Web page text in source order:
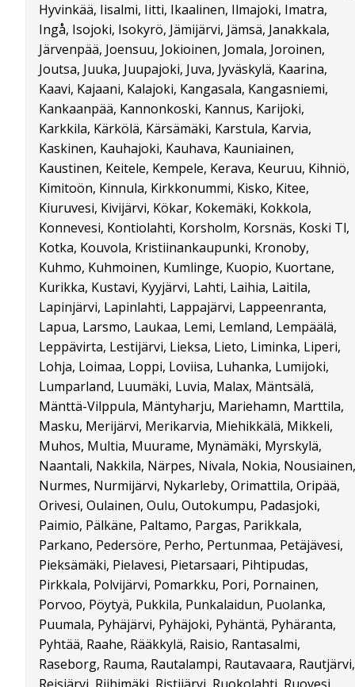
Hyvinkää, Iisalmi, Iitti, Ikaalinen, Ilmajoki, Imatra,
Ingå, Isojoki, Isokyrö, Jämijärvi, Jämsä, Janakkala,
Järvenpää, Joensuu, Jokioinen, Jomala, Joroinen,
Joutsa, Juuka, Juupajoki, Juva, Jyväskylä, Kaarina,
Kaavi, Kajaani, Kalajoki, Kangasala, Kangasniemi,
Kankaanpää, Kannonkoski, Kannus, Karijoki,
Karkkila, Kärkölä, Kärsämäki, Karstula, Karvia,
Kaskinen, Kauhajoki, Kauhava, Kauniainen,
Kaustinen, Keitele, Kempele, Kerava, Keuruu, Kihniö,
Kimitoön, Kinnula, Kirkkonummi, Kisko, Kitee,
Kiuruvesi, Kivijärvi, Kökar, Kokemäki, Kokkola,
Konnevesi, Kontiolahti, Korsholm, Korsnäs, Koski Tl,
Kotka, Kouvola, Kristiinankaupunki, Kronoby,
Kuhmo, Kuhmoinen, Kumlinge, Kuopio, Kuortane,
Kurikka, Kustavi, Kyyjärvi, Lahti, Laihia, Laitila,
Lapinjärvi, Lapinlahti, Lappajärvi, Lappeenranta,
Lapua, Larsmo, Laukaa, Lemi, Lemland, Lempäälä,
Leppävirta, Lestijärvi, Lieksa, Lieto, Liminka, Liperi,
Lohja, Loimaa, Loppi, Loviisa, Luhanka, Lumijoki,
Lumparland, Luumäki, Luvia, Malax, Mäntsälä,
Mänttä-Vilppula, Mäntyharju, Mariehamn, Marttila,
Masku, Merijärvi, Merikarvia, Miehikkälä, Mikkeli,
Muhos, Multia, Muurame, Mynämäki, Myrskylä,
Naantali, Nakkila, Närpes, Nivala, Nokia, Nousiainen,
Nurmes, Nurmijärvi, Nykarleby, Orimattila, Oripää,
Orivesi, Oulainen, Oulu, Outokumpu, Padasjoki,
Paimio, Pälkäne, Paltamo, Pargas, Parikkala,
Parkano, Pedersöre, Perho, Pertunmaa, Petäjävesi,
Pieksämäki, Pielavesi, Pietarsaari, Pihtipudas,
Pirkkala, Polvijärvi, Pomarkku, Pori, Pornainen,
Porvoo, Pöytyä, Pukkila, Punkalaidun, Puolanka,
Puumala, Pyhäjärvi, Pyhäjoki, Pyhäntä, Pyhäranta,
Pyhtää, Raahe, Rääkkylä, Raisio, Rantasalmi,
Raseborg, Rauma, Rautalampi, Rautavaara, Rautjärvi,